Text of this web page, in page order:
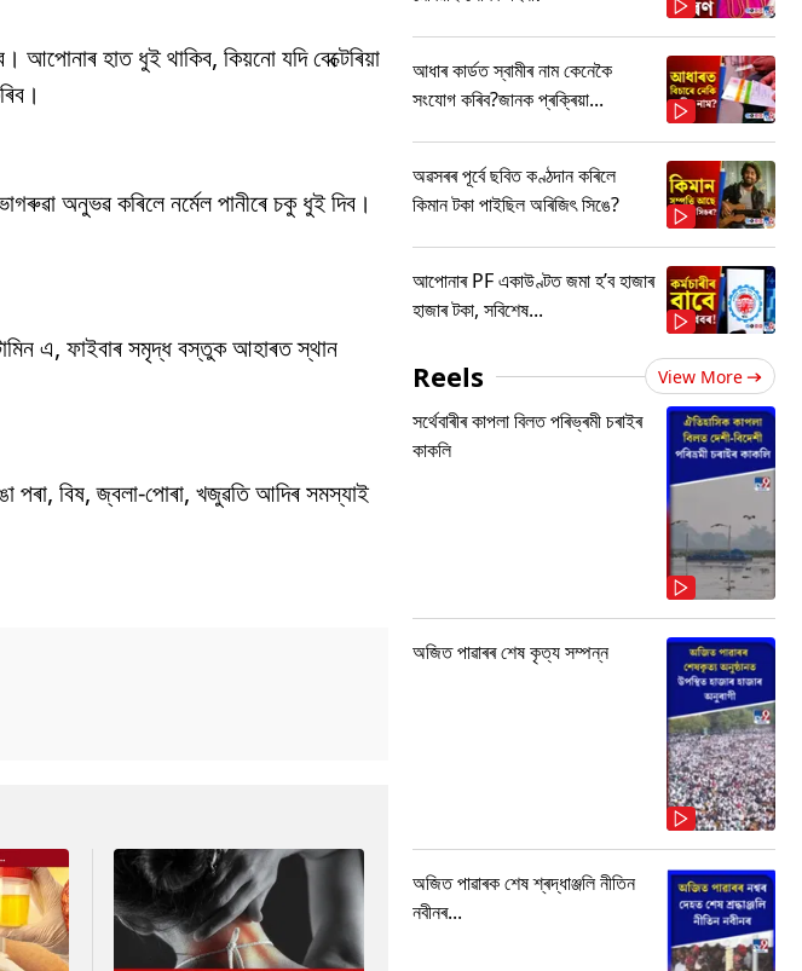
হাত ধুই থাকিব, কিয়নো যদি বেক্টেৰিয়া
অনুভৱ কৰিলে নৰ্মেল পানীৰে চকু ধুই দিব।
এ, ফাইবাৰ সমৃদ্ধ বস্তুক আহাৰত স্থান
পৰা, বিষ, জ্বলা-পোৰা, খজুৱতি আদিৰ সমস্যাই
আধাৰ কাৰ্ডত স্বামীৰ নাম কেনেকৈ
সংযোগ কৰিব?জানক প্ৰক্ৰিয়া...
অৱসৰৰ পূৰ্বে ছবিত কণ্ঠদান কৰিলে
কিমান টকা পাইছিল অৰিজিৎ সিঙে?
আপোনাৰ PF একাউণ্টত জমা হ’ব হাজাৰ
হাজাৰ টকা, সবিশেষ...
Reels View More
সৰ্থেবাৰীৰ কাপলা বিলত পৰিভ্ৰমী চৰাইৰ
কাকলি
অজিত পাৱাৰৰ শেষ কৃত্য সম্পন্ন
অজিত পাৱাৰক শেষ শ্ৰদ্ধাঞ্জলি নীতিন
নবীনৰ...